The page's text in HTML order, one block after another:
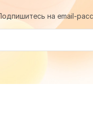
на email-